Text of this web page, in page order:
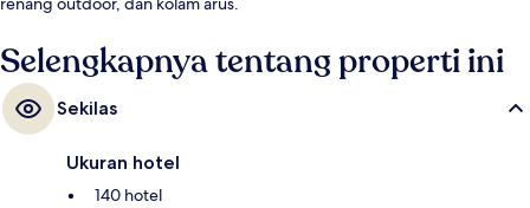
Selengkapnya tentang properti ini
Sekilas
Ukuran hotel
140 hotel